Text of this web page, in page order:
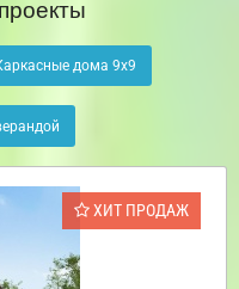
дома 9х9
ХИТ ПРОДАЖ